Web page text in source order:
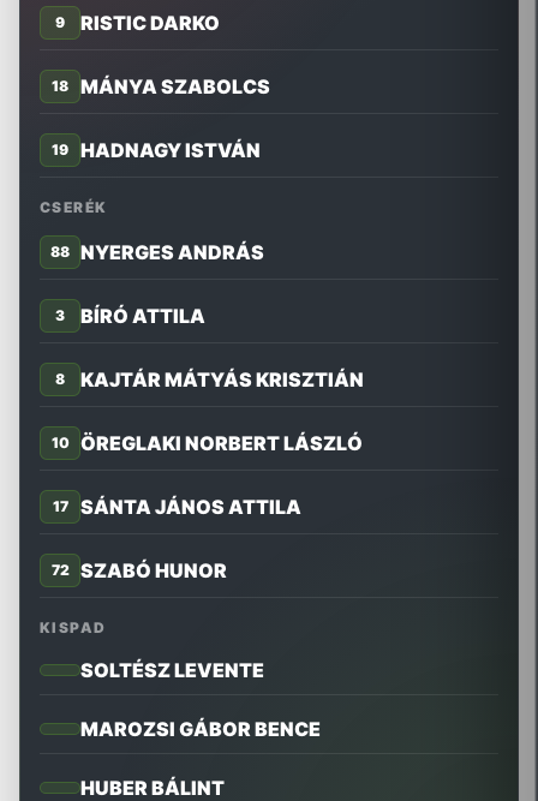
9 RISTIC DARKO
18 MÁNYA SZABOLCS
19 HADNAGY ISTVÁN
CSERÉK
88 NYERGES ANDRÁS
3 BÍRÓ ATTILA
8 KAJTÁR MÁTYÁS KRISZTIÁN
10 ÖREGLAKI NORBERT LÁSZLÓ
17 SÁNTA JÁNOS ATTILA
72 SZABÓ HUNOR
KISPAD
SOLTÉSZ LEVENTE
MAROZSI GÁBOR BENCE
HUBER BÁLINT